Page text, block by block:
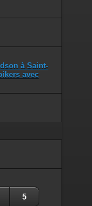
à Saint-
avec
5